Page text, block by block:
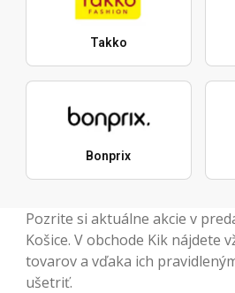
Takko
Bonprix
Pozrite si aktuálne akcie v
Košice. V obchode Kik nájdete
tovarov a vďaka ich
ušetriť.